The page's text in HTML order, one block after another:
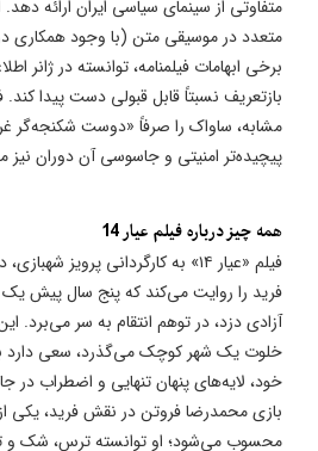
متفاوتی از سینمای سیاسی ایران ارائه
متعدد در موسیقی متن (با وجود همکاری
برخی ابهامات فیلمنامه، توانسته در ژانر
بازتعریف نسبتاً قابل قبولی دست پیدا کند.
مشابه، ساواک را صرفاً «دوست شکنجه‌گر
پیچیده‌تر امنیتی و جاسوسی آن دوران نیز
همه چیز درباره فیلم عیار 14
فیلم «عیار ۱۴» به کارگردانی پرویز
فرید را روایت می‌کند که پنج سال پیش یک
آزادی دزد، در توهم انتقام به سر می‌برد.
خلوت یک شهر کوچک می‌گذرد، سعی
خود، لایه‌های پنهان تنهایی و اضطراب در
محسوب می‌شود؛ او توانسته ترس، شک و